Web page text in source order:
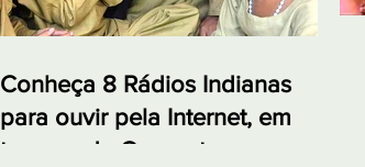
Conheça 8 Rádios Indianas
para ouvir pela Internet, em
tempos de Quarentena